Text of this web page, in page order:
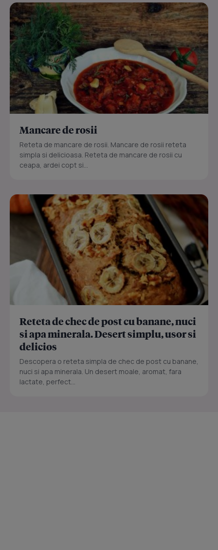
Mancare de rosii
Reteta de mancare de rosii. Mancare de rosii reteta
simpla si delicioasa. Reteta de mancare de rosii cu
ceapa, ardei copt si...
Reteta de chec de post cu banane, nuci
si apa minerala. Desert simplu, usor si
delicios
Descopera o reteta simpla de chec de post cu banane,
nuci si apa minerala. Un desert moale, aromat, fara
lactate, perfect...